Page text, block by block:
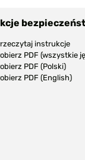
instrukcje
PDF (wszystkie
PDF (Polski)
PDF (English)